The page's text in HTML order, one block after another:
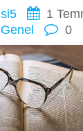
1
Genel
0